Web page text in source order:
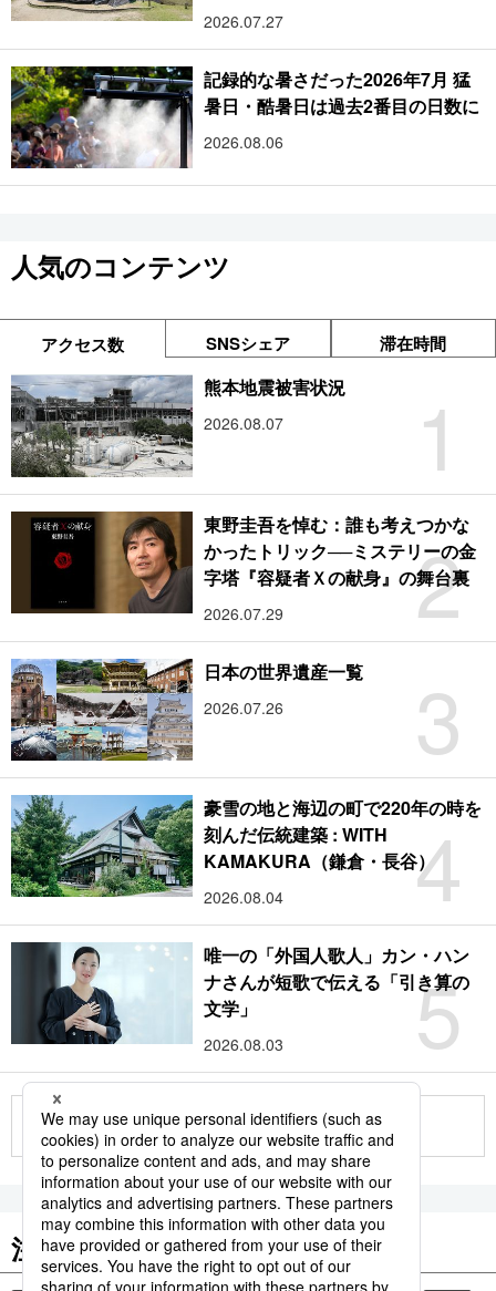
2026.07.27
記録的な暑さだった2026年7月 猛
暑日・酷暑日は過去2番目の日数に
2026.08.06
人気のコンテンツ
アクセス数 SNSシェア 滞在時間
1
熊本地震被害状況
2026.08.07
2
東野圭吾を悼む：誰も考えつかな
かったトリック──ミステリーの金
字塔『容疑者Ｘの献身』の舞台裏
2026.07.29
3
日本の世界遺産一覧
2026.07.26
4
豪雪の地と海辺の町で220年の時を
刻んだ伝統建築 : WITH
KAMAKURA（鎌倉・長谷）
2026.08.04
5
唯一の「外国人歌人」カン・ハン
ナさんが短歌で伝える「引き算の
文学」
2026.08.03
もっと見る
注目のキーワード